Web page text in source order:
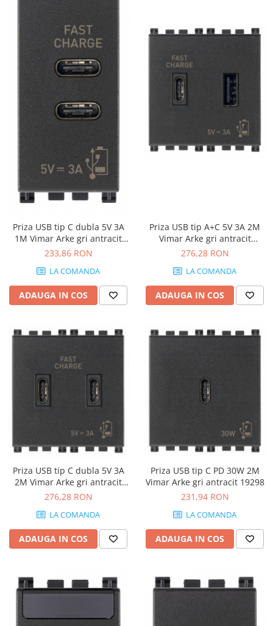
Priza USB tip C dubla 5V 3A
1M Vimar Arke gri antracit
19292.CC
233,86 RON
LA COMANDA
ADAUGA IN COS
Priza USB tip A+C 5V 3A 2M
Vimar Arke gri antracit
19295.AC
276,28 RON
LA COMANDA
ADAUGA IN COS
Priza USB tip C dubla 5V 3A
2M Vimar Arke gri antracit
19295.CC
276,28 RON
LA COMANDA
ADAUGA IN COS
Priza USB tip C PD 30W 2M
Vimar Arke gri antracit 19298
231,94 RON
LA COMANDA
ADAUGA IN COS